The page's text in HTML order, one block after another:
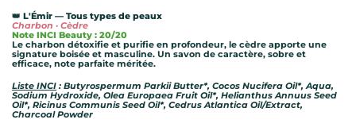
👑 L'Émir — Tous types de peaux
Charbon · Cèdre
Note INCI Beauty : 20/20
Le charbon détoxifie et purifie en profondeur, le cèdre apporte une
signature boisée et masculine. Un savon de caractère, sobre et
efficace, note parfaite méritée.
Liste INCI : Butyrospermum Parkii Butter*, Cocos Nucifera Oil*, Aqua,
Sodium Hydroxide, Olea Europaea Fruit Oil*, Helianthus Annuus Seed
Oil*, Ricinus Communis Seed Oil*, Cedrus Atlantica Oil/Extract,
Charcoal Powder